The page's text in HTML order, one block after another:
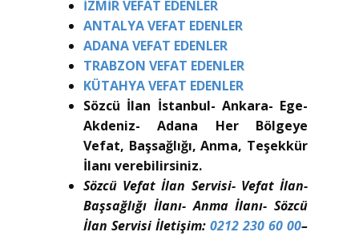
İZMİR VEFAT EDENLER
ANTALYA VEFAT EDENLER
ADANA VEFAT EDENLER
TRABZON VEFAT EDENLER
KÜTAHYA VEFAT EDENLER
Sözcü İlan İstanbul- Ankara- Ege-
Akdeniz- Adana Her Bölgeye
Vefat, Başsağlığı, Anma, Teşekkür
İlanı verebilirsiniz.
Sözcü Vefat İlan Servisi- Vefat İlan-
Başsağlığı İlanı- Anma İlanı- Sözcü
İlan Servisi İletişim: 0212 230 60 00–